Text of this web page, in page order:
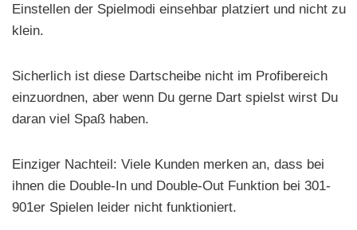
Einstellen der Spielmodi einsehbar platziert und nicht zu
klein.
Sicherlich ist diese Dartscheibe nicht im Profibereich
einzuordnen, aber wenn Du gerne Dart spielst wirst Du
daran viel Spaß haben.
Einziger Nachteil: Viele Kunden merken an, dass bei
ihnen die Double-In und Double-Out Funktion bei 301-
901er Spielen leider nicht funktioniert.